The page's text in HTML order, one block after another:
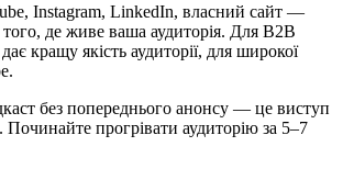
Instagram, LinkedIn, власний сайт —
того, де живе ваша аудиторія. Для В2В
кращу якість аудиторії, для широкої
без попереднього анонсу — це виступ
прогрівати аудиторію за 5–7